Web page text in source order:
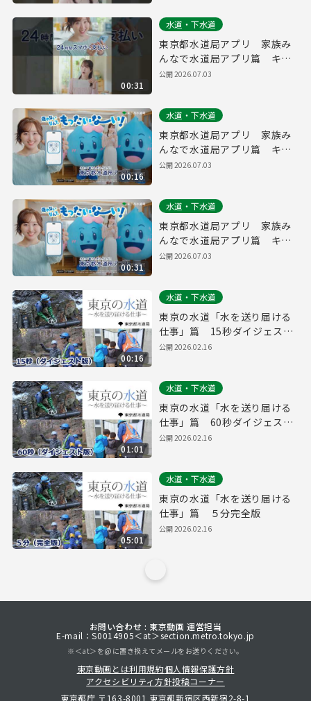
00:31
水道・下水道
東京都水道局アプリ 家族み
んなで水道局アプリ篇 キャ
ッシュレス・水道料金 縦
公開2026.07.03
00:16
水道・下水道
東京都水道局アプリ 家族み
んなで水道局アプリ篇 キャ
ッシュレス・水道料金（１５
公開2026.07.03
00:31
水道・下水道
東京都水道局アプリ 家族み
んなで水道局アプリ篇 キャ
ッシュレス・水道料金（３０
公開2026.07.03
00:16
水道・下水道
東京の水道「水を送り届ける
仕事」篇 15秒ダイジェスト
版
公開2026.02.16
01:01
水道・下水道
東京の水道「水を送り届ける
仕事」篇 60秒ダイジェスト
版
公開2026.02.16
05:01
水道・下水道
東京の水道「水を送り届ける
仕事」篇 ５分完全版
公開2026.02.16
お問い合わせ : 東京動画 運営担当
E-mail：S0014905＜at＞section.metro.tokyo.jp
※＜at＞を@に置き換えてメールをお送りください。
東京動画とは利用規約個人情報保護方針
アクセシビリティ方針投稿コーナー
東京都庁 〒163-8001 東京都新宿区西新宿2-8-1